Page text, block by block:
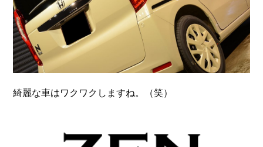
綺麗な車はワクワクしますね。（笑）